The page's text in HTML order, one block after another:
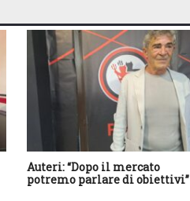
Auteri: “Dopo il mercato
potremo parlare di obiettivi”